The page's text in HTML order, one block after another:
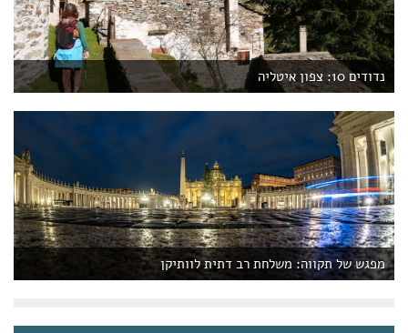
נדודים 10: צפון איטליה
מפגש של תקווה: משלחת רב דתית לוותיקן